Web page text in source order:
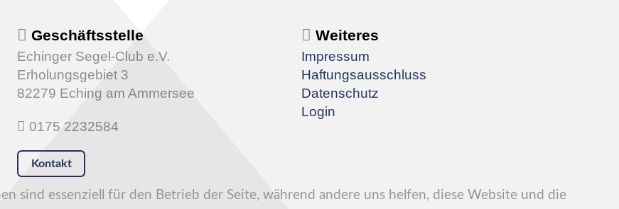
Geschäftsstelle
Echinger Segel-Club e.V.
Erholungsgebiet 3
82279 Eching am Ammersee
0175 2232584
Kontakt
Weiteres
Impressum
Haftungsausschluss
Datenschutz
Login
sind essenziell für den Betrieb der Seite, während andere uns helfen, diese Website und die